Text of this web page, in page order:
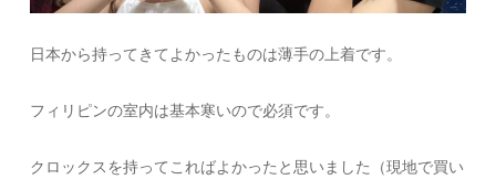
日本から持ってきてよかったものは薄手の上着です。
フィリピンの室内は基本寒いので必須です。
クロックスを持ってこればよかったと思いました（現地で買い